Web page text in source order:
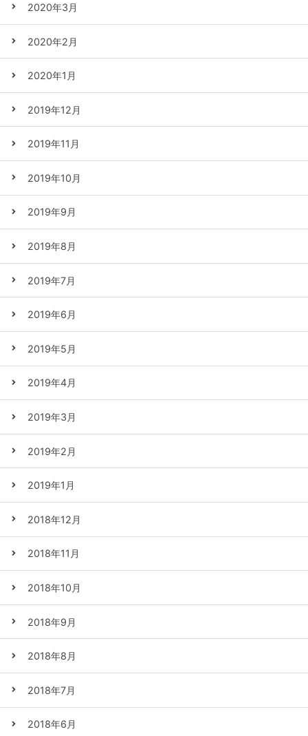
2020年3月
2020年2月
2020年1月
2019年12月
2019年11月
2019年10月
2019年9月
2019年8月
2019年7月
2019年6月
2019年5月
2019年4月
2019年3月
2019年2月
2019年1月
2018年12月
2018年11月
2018年10月
2018年9月
2018年8月
2018年7月
2018年6月